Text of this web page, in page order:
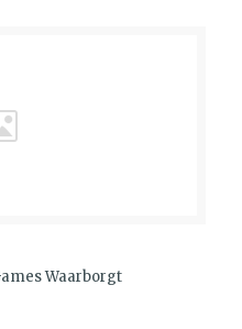
Waarborgt